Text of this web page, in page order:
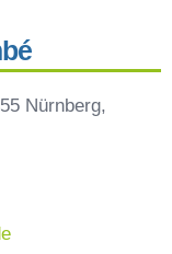
Nürnberg,